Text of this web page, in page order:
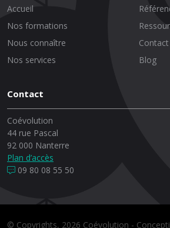
Accueil
Nos formations
Nous connaître
Nos services
Blog
Contact
Coévolution
44 rue Pascal
92 000 Nanterre
Plan d’accès
09 80 08 55 50
© Copyrights, 2026 Coévolution -